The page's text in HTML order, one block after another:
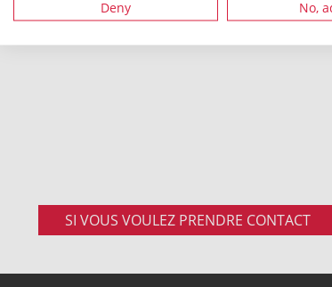
Deny No,
SI VOUS VOULEZ PRENDRE CONTACT